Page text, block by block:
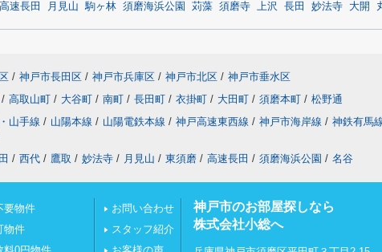
高速長田 月見山 駒ヶ林 須磨海浜公園 苅藻 須磨寺 上沢 長田 妙法寺 大開
/ 神戸市長田区 / 神戸市兵庫区 / 神戸市北区 / 神戸市垂水区
/ 高取山町 / 大谷町 / 南町 / 長田町 / 衣掛町 / 大田町 / 須磨本町 / 松野通
山手線 / 山陽本線 / 山陽電鉄本線 / 神戸高速東西線 / 神戸市海岸線 / 神鉄有馬
/ 西代 / 鷹取 / 妙法寺 / 月見山 / 東須磨 / 高速長田 / 須磨海浜公園 / 名谷
要物件
物件
お問い合わせ
スタッフ紹介
神戸市のお部屋探しなら
株式会社小総へ